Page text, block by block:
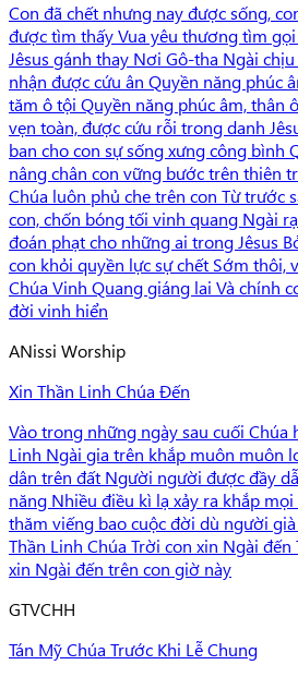
Con đã chết nhưng nay được sống,
được tìm thấy Vua yêu thương tìm
Jêsus gánh thay Nơi Gô-tha Ngài
nhận được cứu ân Quyền năng phúc
tăm ô tội Quyền năng phúc âm, thân
vẹn toàn, được cứu rỗi trong danh
ban cho con sự sống xưng công bình
nâng chân con vững bước trên thiên
Chúa luôn phủ che trên con Từ trước
con, chốn bóng tối vinh quang Ngài
đoán phạt cho những ai trong Jêsus
con khỏi quyền lực sự chết Sớm thôi,
Chúa Vinh Quang giáng lai Và chính
đời vinh hiển
ANissi Worship
Xin Thần Linh Chúa Đến
Vào trong những ngày sau cuối Chúa
Linh Ngài gia trên khắp muôn muôn
dân trên đất Người người được đầy
năng Nhiều điều kì lạ xảy ra khắp
thăm viếng bao cuộc đời dù người
Thần Linh Chúa Trời con xin Ngài đến
xin Ngài đến trên con giờ này
GTVCHH
Tán Mỹ Chúa Trước Khi Lễ Chung